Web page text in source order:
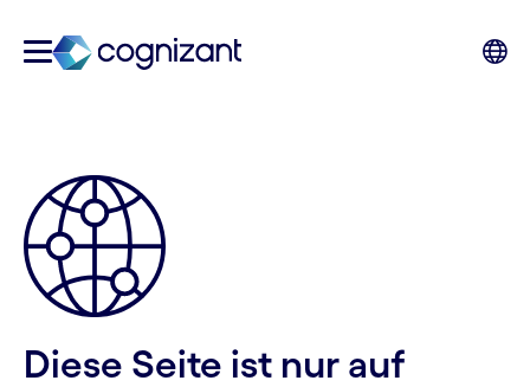
Diese Seite ist nur auf